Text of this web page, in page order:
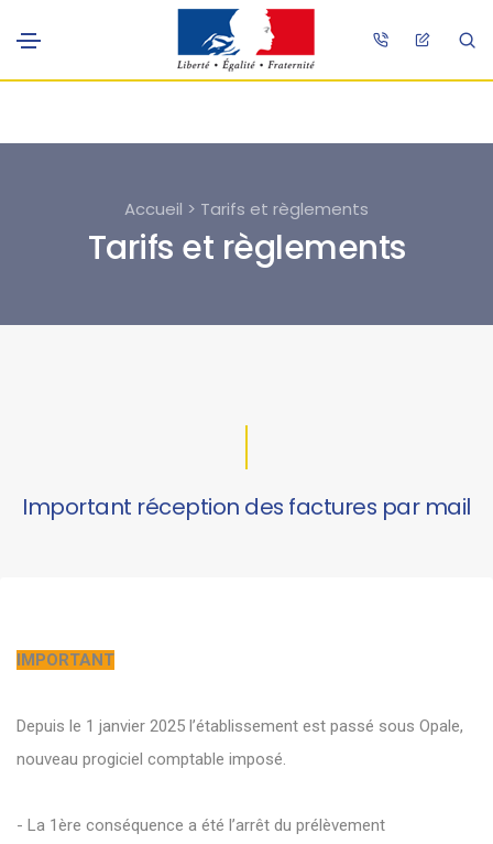
Accueil > Tarifs et règlements
Tarifs et règlements
Important réception des factures par mail
IMPORTANT
Depuis le 1 janvier 2025 l’établissement est passé sous Opale,
nouveau progiciel comptable imposé.
- La 1ère conséquence a été l’arrêt du prélèvement